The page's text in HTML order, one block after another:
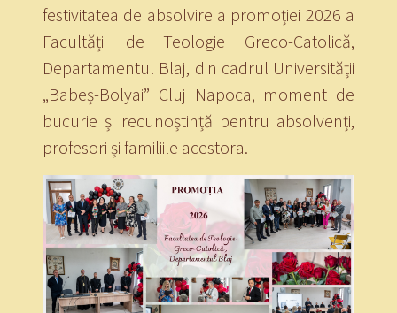
festivitatea de absolvire a promoției 2026 a
Facultății de Teologie Greco-Catolică,
Departamentul Blaj, din cadrul Universității
„Babeș-Bolyai” Cluj Napoca, moment de
bucurie și recunoștință pentru absolvenți,
profesori și familiile acestora.